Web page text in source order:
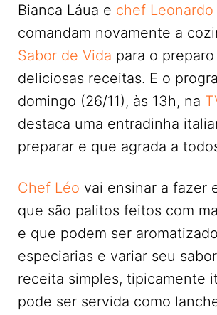
Bianca Láua e chef Leonardo
comandam novamente a
Sabor de Vida para o
deliciosas receitas. E o
domingo (26/11), às 13h, na
destaca uma entradinha
preparar e que agrada a
Chef Léo vai ensinar a fazer
que são palitos feitos com
e que podem ser
especiarias e variar seu
receita simples, tipicamente
pode ser servida como